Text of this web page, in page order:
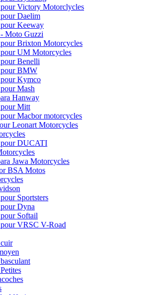
pour Victory Motorclycles
pour Daelim
pour Keeway
- Moto Guzzi
pour Brixton Motorcycles
pour UM Motorcycles
pour Benelli
pour BMW
pour Kymco
Mash
Hanway
pour Mitt
pour Macbor motorcycles
Leonart Motorcycles
pour DUCATI
Jawa Motorcycles
BSA Motos
Sportsters
Dyna
Softail
pour VRSC V-Road